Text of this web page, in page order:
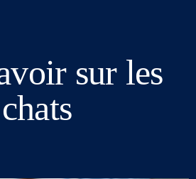
sur les
chats